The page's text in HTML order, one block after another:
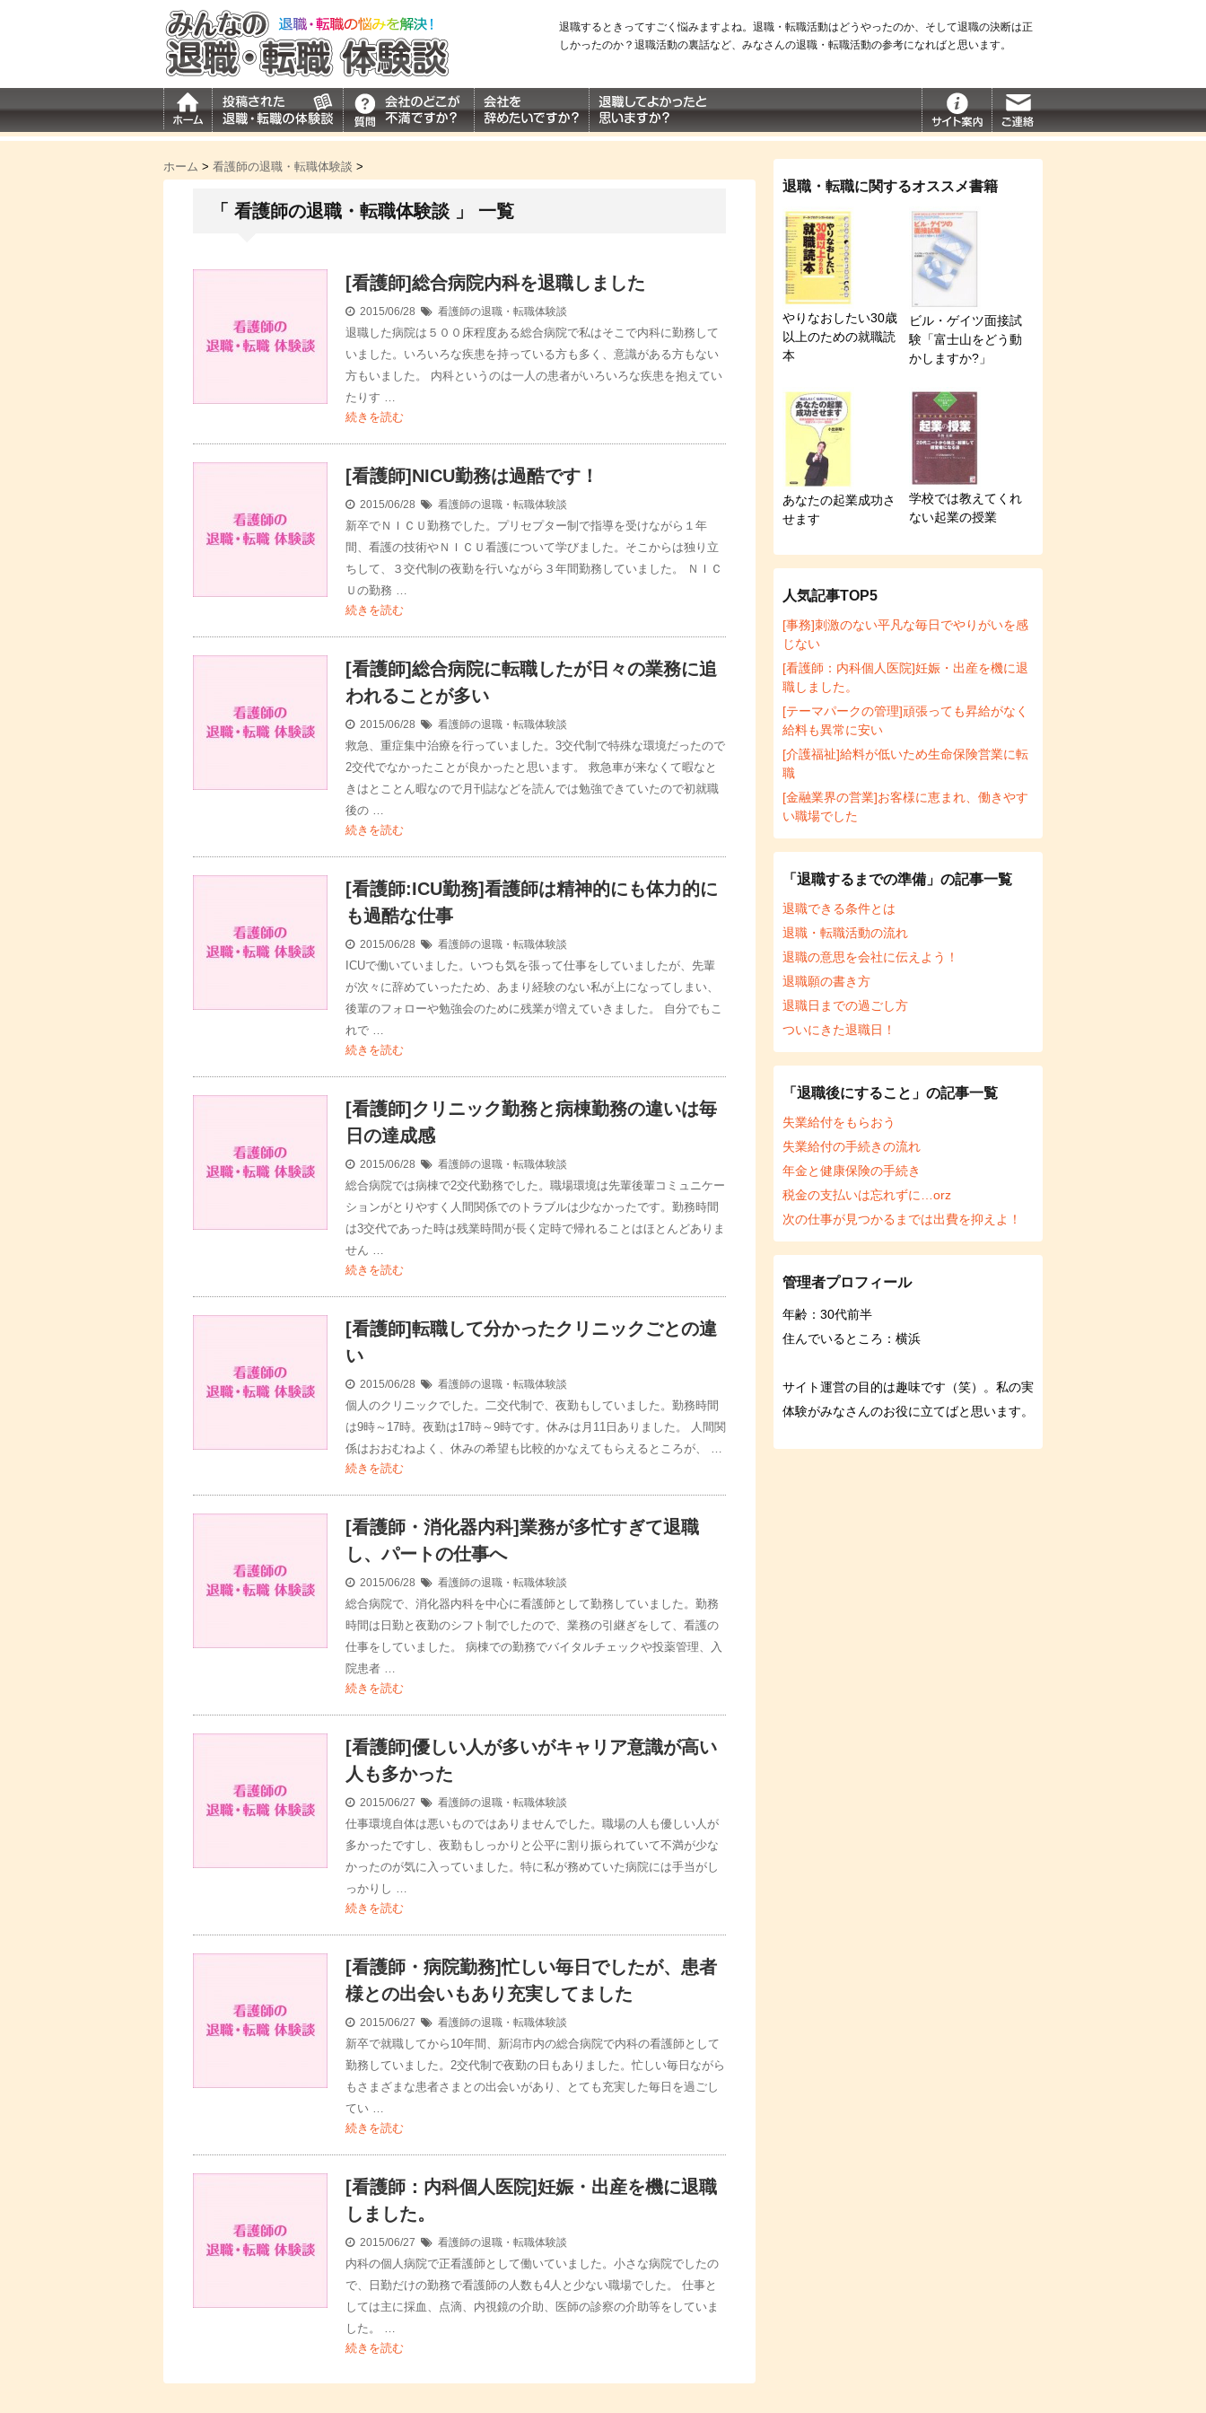
退職するときってすごく悩みますよね。退職・転職活動はどうやったのか、そして退職の決断は正
しかったのか？退職活動の裏話など、みなさんの退職・転職活動の参考になればと思います。
ホーム > 看護師の退職・転職体験談 >
「 看護師の退職・転職体験談 」 一覧
[看護師]総合病院内科を退職しました
2015/06/28 看護師の退職・転職体験談
退職した病院は５００床程度ある総合病院で私はそこで内科に勤務して
いました。いろいろな疾患を持っている方も多く、意識がある方もない
方もいました。 内科というのは一人の患者がいろいろな疾患を抱えてい
たりす …
続きを読む
[看護師]NICU勤務は過酷です！
2015/06/28 看護師の退職・転職体験談
新卒でＮＩＣＵ勤務でした。プリセプター制で指導を受けながら１年
間、看護の技術やＮＩＣＵ看護について学びました。そこからは独り立
ちして、３交代制の夜勤を行いながら３年間勤務していました。 ＮＩＣ
Ｕの勤務 …
続きを読む
[看護師]総合病院に転職したが日々の業務に追
われることが多い
2015/06/28 看護師の退職・転職体験談
救急、重症集中治療を行っていました。3交代制で特殊な環境だったので
2交代でなかったことが良かったと思います。 救急車が来なくて暇なと
きはとことん暇なので月刊誌などを読んでは勉強できていたので初就職
後の …
続きを読む
[看護師:ICU勤務]看護師は精神的にも体力的に
も過酷な仕事
2015/06/28 看護師の退職・転職体験談
ICUで働いていました。いつも気を張って仕事をしていましたが、先輩
が次々に辞めていったため、あまり経験のない私が上になってしまい、
後輩のフォローや勉強会のために残業が増えていきました。 自分でもこ
れで …
続きを読む
[看護師]クリニック勤務と病棟勤務の違いは毎
日の達成感
2015/06/28 看護師の退職・転職体験談
総合病院では病棟で2交代勤務でした。職場環境は先輩後輩コミュニケー
ションがとりやすく人間関係でのトラブルは少なかったです。勤務時間
は3交代であった時は残業時間が長く定時で帰れることはほとんどありま
せん …
続きを読む
[看護師]転職して分かったクリニックごとの違
い
2015/06/28 看護師の退職・転職体験談
個人のクリニックでした。二交代制で、夜勤もしていました。勤務時間
は9時～17時。夜勤は17時～9時です。休みは月11日ありました。 人間関
係はおおむねよく、休みの希望も比較的かなえてもらえるところが、 …
続きを読む
[看護師・消化器内科]業務が多忙すぎて退職
し、パートの仕事へ
2015/06/28 看護師の退職・転職体験談
総合病院で、消化器内科を中心に看護師として勤務していました。勤務
時間は日勤と夜勤のシフト制でしたので、業務の引継ぎをして、看護の
仕事をしていました。 病棟での勤務でバイタルチェックや投薬管理、入
院患者 …
続きを読む
[看護師]優しい人が多いがキャリア意識が高い
人も多かった
2015/06/27 看護師の退職・転職体験談
仕事環境自体は悪いものではありませんでした。職場の人も優しい人が
多かったですし、夜勤もしっかりと公平に割り振られていて不満が少な
かったのが気に入っていました。特に私が務めていた病院には手当がし
っかりし …
続きを読む
[看護師・病院勤務]忙しい毎日でしたが、患者
様との出会いもあり充実してました
2015/06/27 看護師の退職・転職体験談
新卒で就職してから10年間、新潟市内の総合病院で内科の看護師として
勤務していました。2交代制で夜勤の日もありました。忙しい毎日ながら
もさまざまな患者さまとの出会いがあり、とても充実した毎日を過ごし
てい …
続きを読む
[看護師：内科個人医院]妊娠・出産を機に退職
しました。
2015/06/27 看護師の退職・転職体験談
内科の個人病院で正看護師として働いていました。小さな病院でしたの
で、日勤だけの勤務で看護師の人数も4人と少ない職場でした。 仕事と
しては主に採血、点滴、内視鏡の介助、医師の診察の介助等をしていま
した。 …
続きを読む
退職・転職に関するオススメ書籍
やりなおしたい30歳
以上のための就職読
本
ビル・ゲイツ面接試
験「富士山をどう動
かしますか?」
あなたの起業成功さ
せます
学校では教えてくれ
ない起業の授業
人気記事TOP5
[事務]刺激のない平凡な毎日でやりがいを感
じない
[看護師：内科個人医院]妊娠・出産を機に退
職しました。
[テーマパークの管理]頑張っても昇給がなく
給料も異常に安い
[介護福祉]給料が低いため生命保険営業に転
職
[金融業界の営業]お客様に恵まれ、働きやす
い職場でした
「退職するまでの準備」の記事一覧
退職できる条件とは
退職・転職活動の流れ
退職の意思を会社に伝えよう！
退職願の書き方
退職日までの過ごし方
ついにきた退職日！
「退職後にすること」の記事一覧
失業給付をもらおう
失業給付の手続きの流れ
年金と健康保険の手続き
税金の支払いは忘れずに…orz
次の仕事が見つかるまでは出費を抑えよ！
管理者プロフィール
年齢：30代前半
住んでいるところ：横浜
サイト運営の目的は趣味です（笑）。私の実
体験がみなさんのお役に立てばと思います。